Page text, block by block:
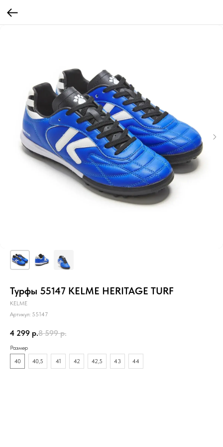
Турфы 55147 KELME HERITAGE TURF
KELME
Артикул: 55147
4 299 р.8 599 р.
Размер
40
40,5 41 42 42,5 43 44